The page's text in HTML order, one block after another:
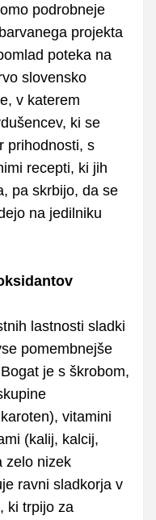
podrobneje
projekta
poteka na
slovensko
v katerem
ki se
prihodnosti, s
recepti, ki jih
pa skrbijo, da se
na jedilniku
lastnosti sladki
pomembnejše
je s škrobom,
vitamini
(kalij, kalcij,
zelo nizek
ravni sladkorja v
ki trpijo za